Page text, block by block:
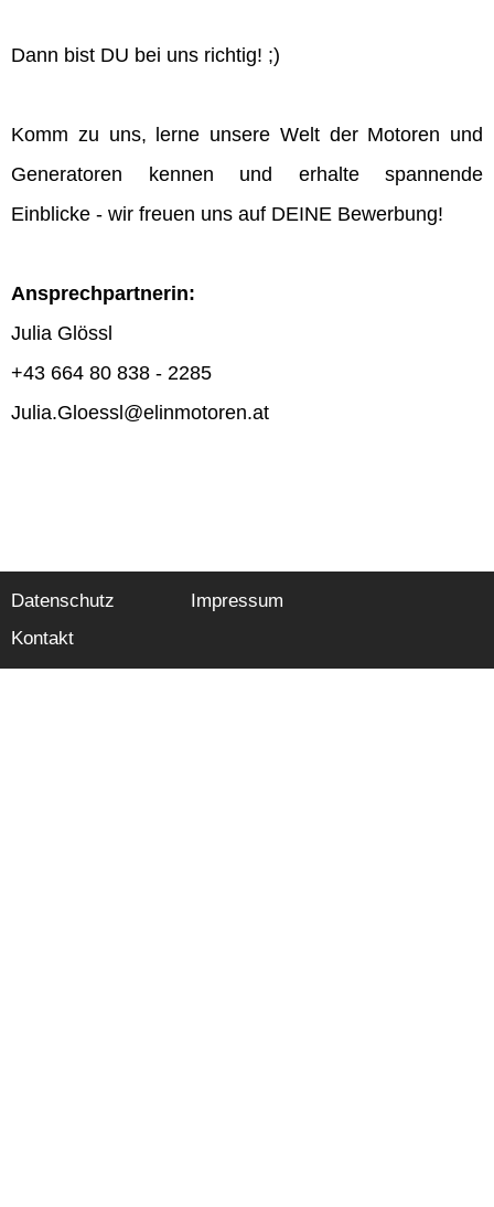
Dann bist DU bei uns richtig! ;)
Komm zu uns, lerne unsere Welt der Motoren und
Generatoren kennen und erhalte spannende
Einblicke - wir freuen uns auf DEINE Bewerbung!
Ansprechpartnerin:
Julia Glössl
+43 664 80 838 - 2285
Julia.Gloessl@elinmotoren.at
Datenschutz
Impressum
Kontakt